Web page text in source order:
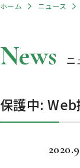
ホーム ニュース
News ニ
保護中: